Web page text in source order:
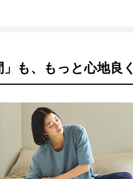
も、もっと心地良く